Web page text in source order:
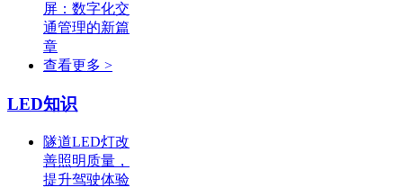
屏：数字化交
通管理的新篇
章
查看更多 >
LED知识
隧道LED灯改
善照明质量，
提升驾驶体验